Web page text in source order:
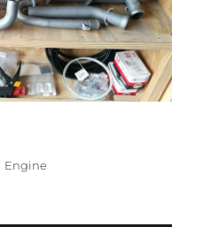
Kategorien
Engine